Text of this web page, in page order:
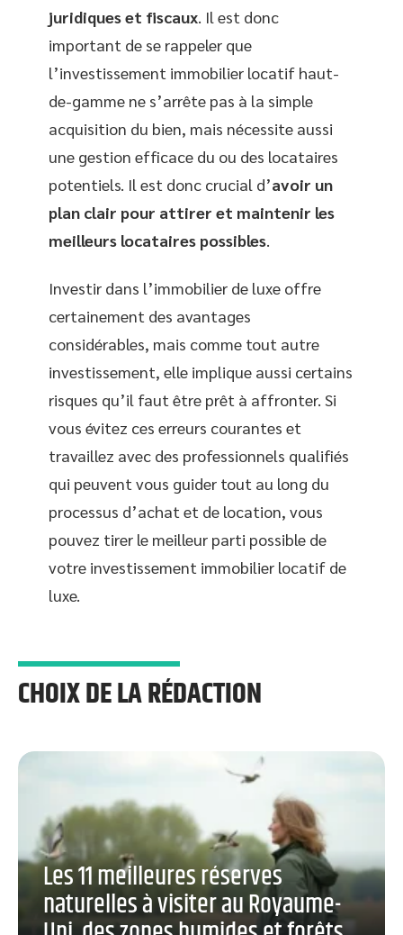
juridiques et fiscaux . Il est donc
important de se rappeler que
l’investissement immobilier locatif haut-
de-gamme ne s’arrête pas à la simple
acquisition du bien, mais nécessite aussi
une gestion efficace du ou des locataires
potentiels. Il est donc crucial d’avoir un
plan clair pour attirer et maintenir les
meilleurs locataires possibles
Investir dans l’immobilier de luxe offre
certainement des avantages
considérables, mais comme tout autre
investissement, elle implique aussi certains
risques qu’il faut être prêt à affronter. Si
vous évitez ces erreurs courantes et
travaillez avec des professionnels qualifiés
qui peuvent vous guider tout au long du
processus d’achat et de location, vous
pouvez tirer le meilleur parti possible de
votre investissement immobilier locatif de
luxe.
CHOIX DE LA RÉDACTION
Les 11 meilleures réserves
naturelles à visiter au Royaume-